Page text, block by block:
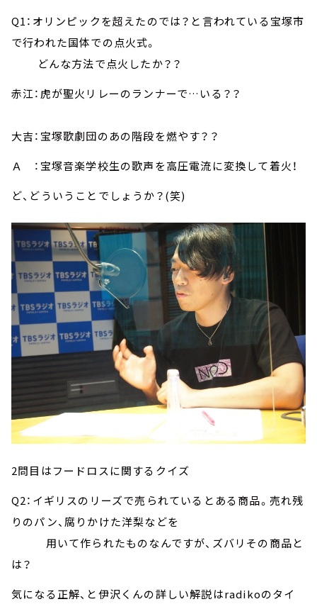
Q1：オリンピックを超えたのでは？と言われている宝塚市
で行われた国体での点火式。
どんな方法で点火したか？？
赤江：虎が聖火リレーのランナーで…いる？？
大吉：宝塚歌劇団のあの階段を燃やす？？
Ａ ：宝塚音楽学校生の歌声を高圧電流に変換して着火！
ど、どういうことでしょうか？(笑)
2問目はフードロスに関するクイズ
Q2：イギリスのリーズで売られているとある商品。売れ残
りのパン、腐りかけた洋梨などを
用いて作られたものなんですが、ズバリその商品と
は？
気になる正解、と伊沢くんの詳しい解説はradikoのタイ